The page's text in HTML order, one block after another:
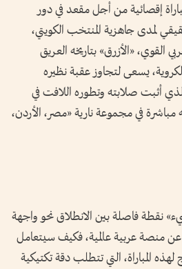
إقصائية من أجل مقعد في دور
لمدى جاهزية المنتخب الكويتي،
القوي، «الأزرق» بتاريخه العريق
يسعى لتجاوز عقبة نظيره
الذي أثبت صلابته وتطوره اللافت في
في مجموعة نارية «مصر، الأردن،
نقطة فاصلة بين الانطلاق نحو واجهة
عن منصة عربية عالمية، فكيف سيتعامل
المباراة، التي تتطلب دقة تكتيكية